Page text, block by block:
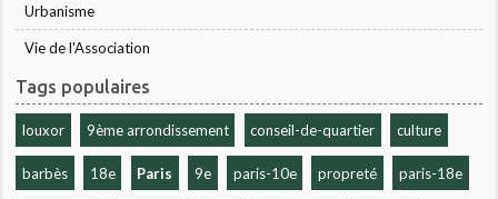
Urbanisme
Vie de l'Association
Tags populaires
louxor 9ème arrondissement conseil-de-quartier culture
barbès 18e Paris 9e paris-10e propreté paris-18e